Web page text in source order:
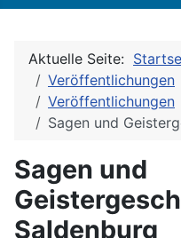
Aktuelle Seite:
Veröffentlichungen
Veröffentlichungen
Sagen und
Sagen und
Saldenburg